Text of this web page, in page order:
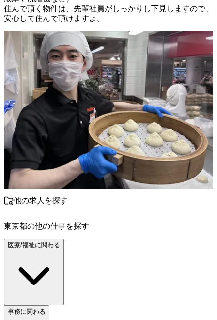
住んで頂く物件は、先輩社員がしっかりし下見しますので、
安心して住んで頂けますよ。
他の求人を探す
東京都の他の仕事を探す
医療/福祉に関わる
事務に関わる